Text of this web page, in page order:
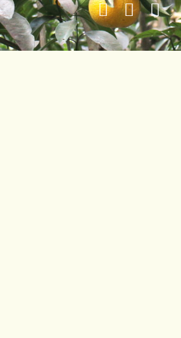
Buy
Adspace
Hide
Ads
for
ご
案
内